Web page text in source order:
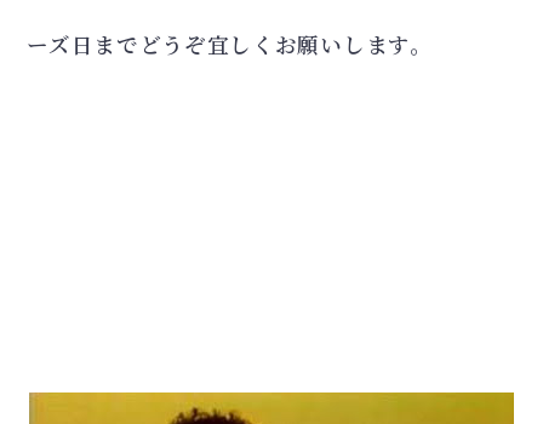
ーズ日までどうぞ宜しくお願いします。